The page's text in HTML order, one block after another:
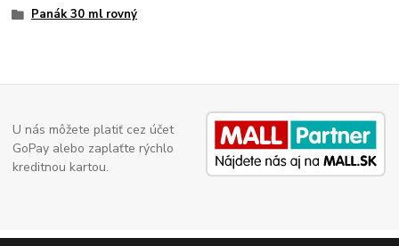
Panák 30 ml rovný
U nás môžete platiť cez účet
GoPay alebo zaplaťte rýchlo
kreditnou kartou.